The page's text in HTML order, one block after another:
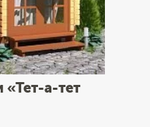
«Тет-а-тет